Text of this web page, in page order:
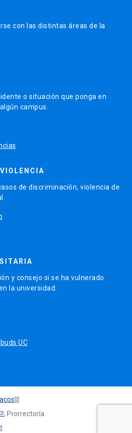
con las distintas áreas de la
o situación que ponga en
campus.
de discriminación, violencia de
y consejo si se ha vulnerado
la universidad.
UC
, Prorrectoría